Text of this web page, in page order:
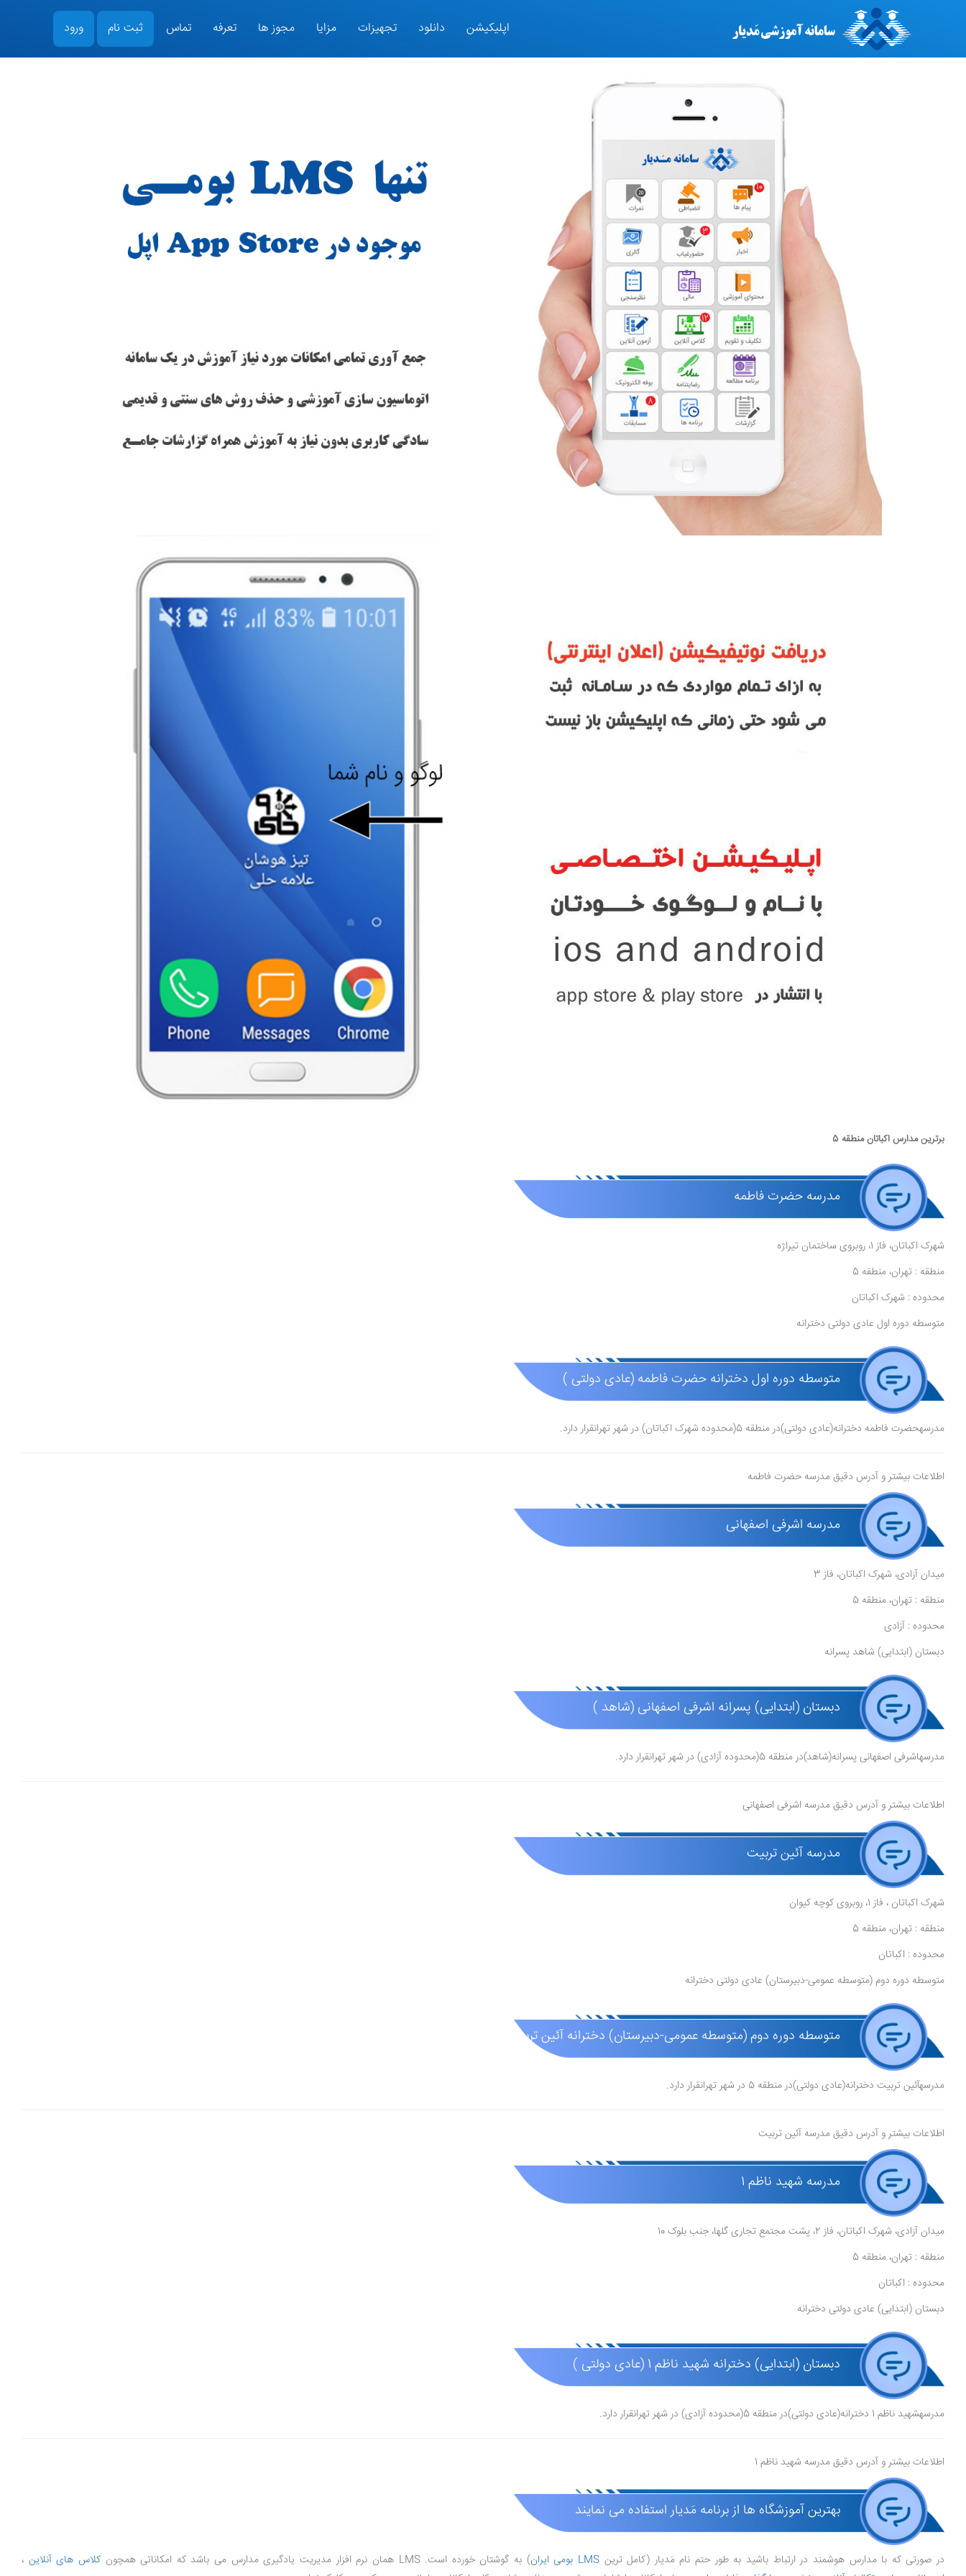
اپلیکیشن دانلود تجهیزات مزایا مجوز ها تعرفه تماس ثبت نام ورود
برترین مدارس اکباتان منطقه 5
مدرسه حضرت فاطمه
شهرک اکباتان، فاز 1، روبروی ساختمان تیراژه
منطقه : تهران، منطقه 5
محدوده : شهرک اکباتان
متوسطه دوره اول عادی دولتی دخترانه
متوسطه دوره اول دخترانه حضرت فاطمه (عادی دولتی )
مدرسهحضرت فاطمه دخترانه(عادی دولتی)در منطقه 5(محدوده شهرک اکباتان) در شهر تهرانقرار دارد.
اطلاعات بیشتر و آدرس دقیق مدرسه حضرت فاطمه
مدرسه اشرفی اصفهانی
میدان آزادی، شهرک اکباتان، فاز 3
منطقه : تهران، منطقه 5
محدوده : آزادی
دبستان (ابتدایی) شاهد پسرانه
دبستان (ابتدایی) پسرانه اشرفی اصفهانی (شاهد )
مدرسهاشرفی اصفهانی پسرانه(شاهد)در منطقه 5(محدوده آزادی) در شهر تهرانقرار دارد.
اطلاعات بیشتر و آدرس دقیق مدرسه اشرفی اصفهانی
مدرسه آئین تربیت
شهرک اکباتان ، فاز 1، روبروی کوچه کیوان
منطقه : تهران، منطقه 5
محدوده : اکباتان
متوسطه دوره دوم (متوسطه عمومی-دبیرستان) عادی دولتی دخترانه
متوسطه دوره دوم (متوسطه عمومی-دبیرستان) دخترانه آئین تربیت (عادی دولتی )
مدرسهآئین تربیت دخترانه(عادی دولتی)در منطقه 5 در شهر تهرانقرار دارد.
اطلاعات بیشتر و آدرس دقیق مدرسه آئین تربیت
مدرسه شهید ناظم 1
میدان آزادی، شهرک اکباتان، فاز 2، پشت مجتمع تجاری گلها، جنب بلوک 10
منطقه : تهران، منطقه 5
محدوده : اکباتان
دبستان (ابتدایی) عادی دولتی دخترانه
دبستان (ابتدایی) دخترانه شهید ناظم 1 (عادی دولتی )
مدرسهشهید ناظم 1 دخترانه(عادی دولتی)در منطقه 5(محدوده آزادی) در شهر تهرانقرار دارد.
اطلاعات بیشتر و آدرس دقیق مدرسه شهید ناظم 1
بهترین آموزشگاه ها از برنامه مَدیار استفاده می نمایند
در صورتی که با مدارس هوشمند در ارتباط باشید به طور حتم نام مَدیار (کامل ترینLMS بومی ایران ) به گوشتان خورده است. LMS همان نرم افزار مدیریت یادگیری مدارس می باشد که امکاناتی همچون کلاس های آنلاین ،